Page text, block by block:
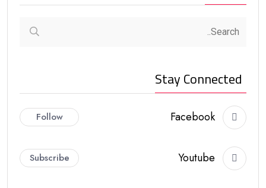
Stay Connected
Facebook
Follow
Youtube
Subscribe